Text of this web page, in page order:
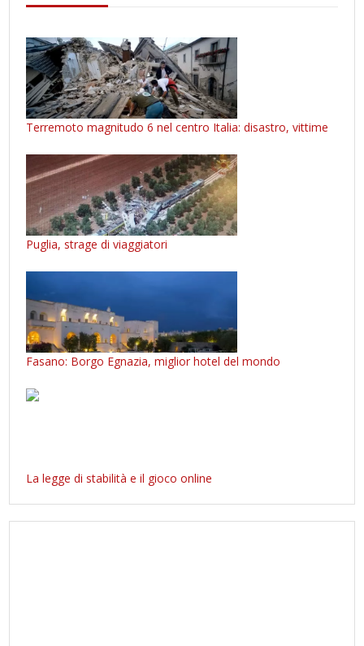
Terremoto magnitudo 6 nel centro Italia: disastro, vittime
Puglia, strage di viaggiatori
Fasano: Borgo Egnazia, miglior hotel del mondo
La legge di stabilità e il gioco online